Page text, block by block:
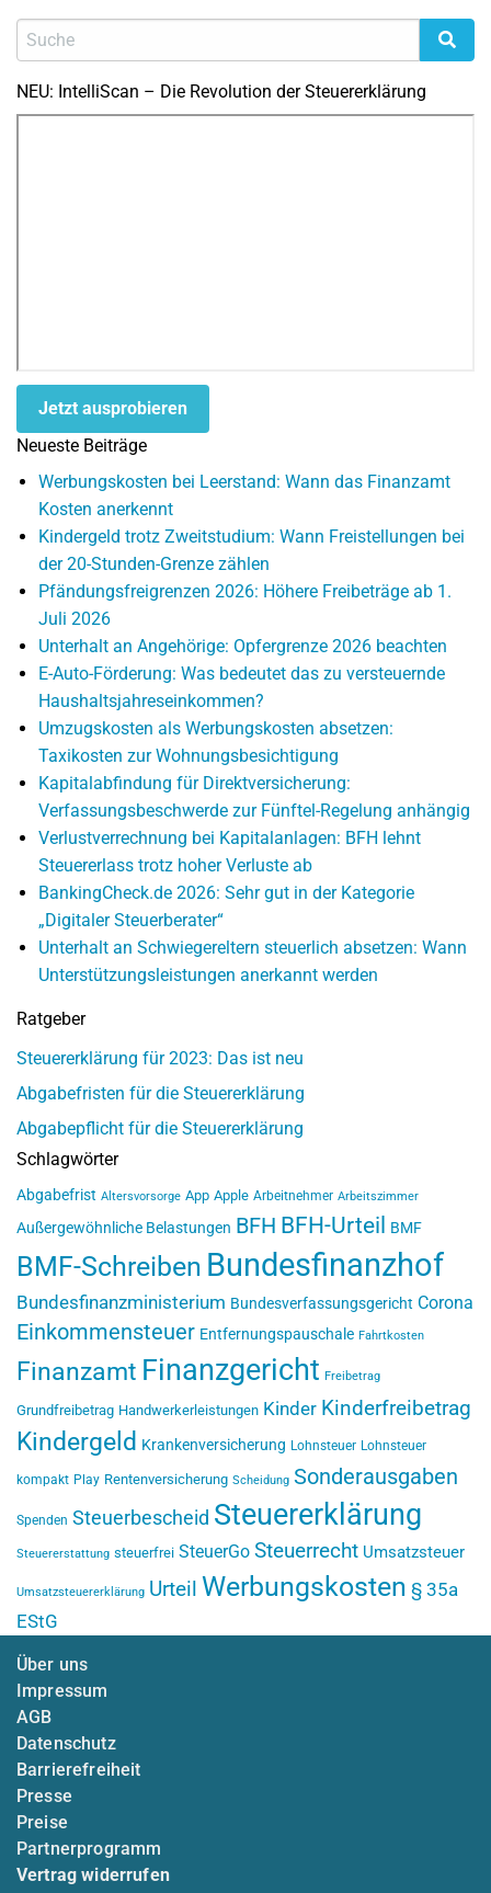
NEU: IntelliScan – Die Revolution der Steuererklärung
Jetzt ausprobieren
Neueste Beiträge
Werbungskosten bei Leerstand: Wann das Finanzamt
Kosten anerkennt
Kindergeld trotz Zweitstudium: Wann Freistellungen bei
der 20-Stunden-Grenze zählen
Pfändungsfreigrenzen 2026: Höhere Freibeträge ab 1.
Juli 2026
Unterhalt an Angehörige: Opfergrenze 2026 beachten
E-Auto-Förderung: Was bedeutet das zu versteuernde
Haushaltsjahreseinkommen?
Umzugskosten als Werbungskosten absetzen:
Taxikosten zur Wohnungsbesichtigung
Kapitalabfindung für Direktversicherung:
Verfassungsbeschwerde zur Fünftel-Regelung anhängig
Verlustverrechnung bei Kapitalanlagen: BFH lehnt
Steuererlass trotz hoher Verluste ab
BankingCheck.de 2026: Sehr gut in der Kategorie
„Digitaler Steuerberater“
Unterhalt an Schwiegereltern steuerlich absetzen: Wann
Unterstützungsleistungen anerkannt werden
Ratgeber
Steuererklärung für 2023: Das ist neu
Abgabefristen für die Steuererklärung
Abgabepflicht für die Steuererklärung
Schlagwörter
Abgabefrist Altersvorsorge App Apple Arbeitnehmer Arbeitszimmer
Außergewöhnliche Belastungen BFH BFH-Urteil BMF
BMF-Schreiben Bundesfinanzhof
Bundesfinanzministerium Bundesverfassungsgericht Corona
Einkommensteuer Entfernungspauschale Fahrtkosten
Finanzamt Finanzgericht Freibetrag
Grundfreibetrag Handwerkerleistungen Kinder Kinderfreibetrag
Kindergeld Krankenversicherung Lohnsteuer Lohnsteuer
kompakt Play Rentenversicherung Scheidung Sonderausgaben
Spenden Steuerbescheid Steuererklärung
Steuererstattung steuerfrei SteuerGo Steuerrecht Umsatzsteuer
Umsatzsteuererklärung Urteil Werbungskosten § 35a
EStG
Über uns
Impressum
AGB
Datenschutz
Barrierefreiheit
Presse
Preise
Partnerprogramm
Vertrag widerrufen